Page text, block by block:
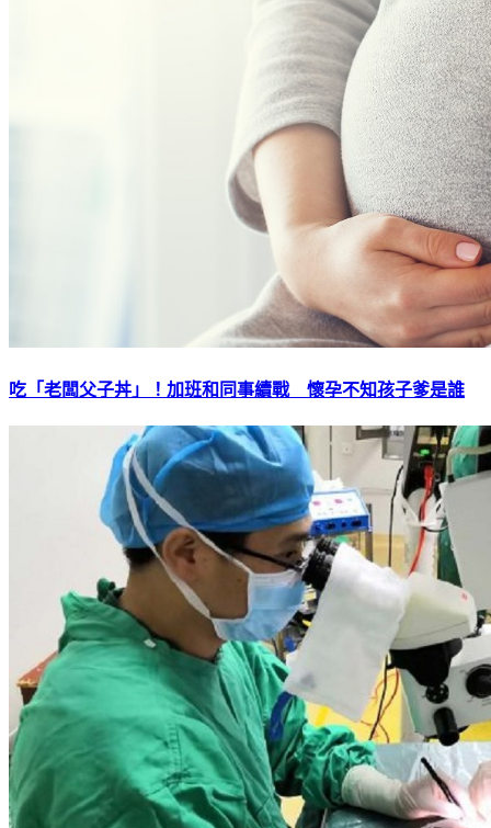
吃「老闆父子丼」！加班和同事續戰 懷孕不知孩子爹是誰